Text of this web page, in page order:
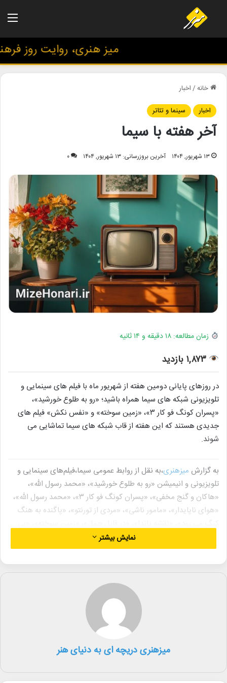
میز هنری، روایت روز
خانه/اخبار
اخبار
سینما و تئاتر
آخر هفته با سیما
۱۳ شهریور, ۱۴۰۴ آخرین بروزرسانی: ۱۳ شهریور, ۱۴۰۴ ۰
زمان مطالعه: ۱۸ دقیقه و ۱۴ ثانیه
۱,۸۷۳ بازدید
در روزهای پایانی دومین هفته از شهریور ماه با فیلم های سینمایی و
تلویزیونی شبکه های سیما همراه باشید؛ «رو به طلوع خورشید»،
«پسران کونگ فو کار ۳»، «زمین سوخته» و «نفس نکش» فیلم های
جدیدی هستند که این هفته از قاب شبکه های سیما تماشایی می
شوند.
به گزارش میزهنری،به نقل از روابط عمومی سیما،فیلم‌های سینمایی و
تلویزیونی و انیمیشن «رو به طلوع خورشید»، «محمد رسول ‌الله»،
«هاکان و گنج مخفی»، «پسران کونگ فو کار ۳»، «محمد رسول ‌الله»،
«هوای ناپایدار»، «مامور ناشی»، «مردی از تورنتو»، «پاگنده به هنگ
نظیر»، «تام و جری در سرزمین آدم برفی ها»، «مجردها»، «طلا»،
«نگهبان شب»، «سریع و خشن ۳»، «مکانی آرام»، «جک غول کش»،
«قصر شیرین»، «سریع و خشن ۴»، «نفس نکش»، «دوک»، «سریع و
خشن ۵»، «مهاجران»، «افسانه ربات ها»، «داستان اسباب بازی ۲»،
«قهرمان بازی ساز»، «افسانه نارنیا ۲»، «برادران شگفت انگیز ماریو» و
«دولیتل»؛ پنج‌شنبه و جمعه ۱۳ و ۱۴ شهریور ماه، مصادف با آغاز هفته
وحدت از شبکه‌های سیما روی آنتن می‌روند.
نمایش بیشتر
میزهنری دریچه ای به دنیای هنر